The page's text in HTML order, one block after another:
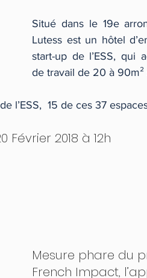
Situé dans le 19e
Lutess est un hôtel
start-up de l’ESS, qui
de travail de 20 à 90m²
l’ESS,  15 de ces 37
2018 à 12h
Mesure phare du
French Impact,